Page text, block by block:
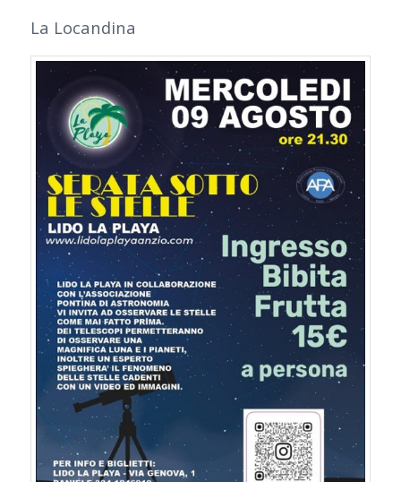
La Locandina